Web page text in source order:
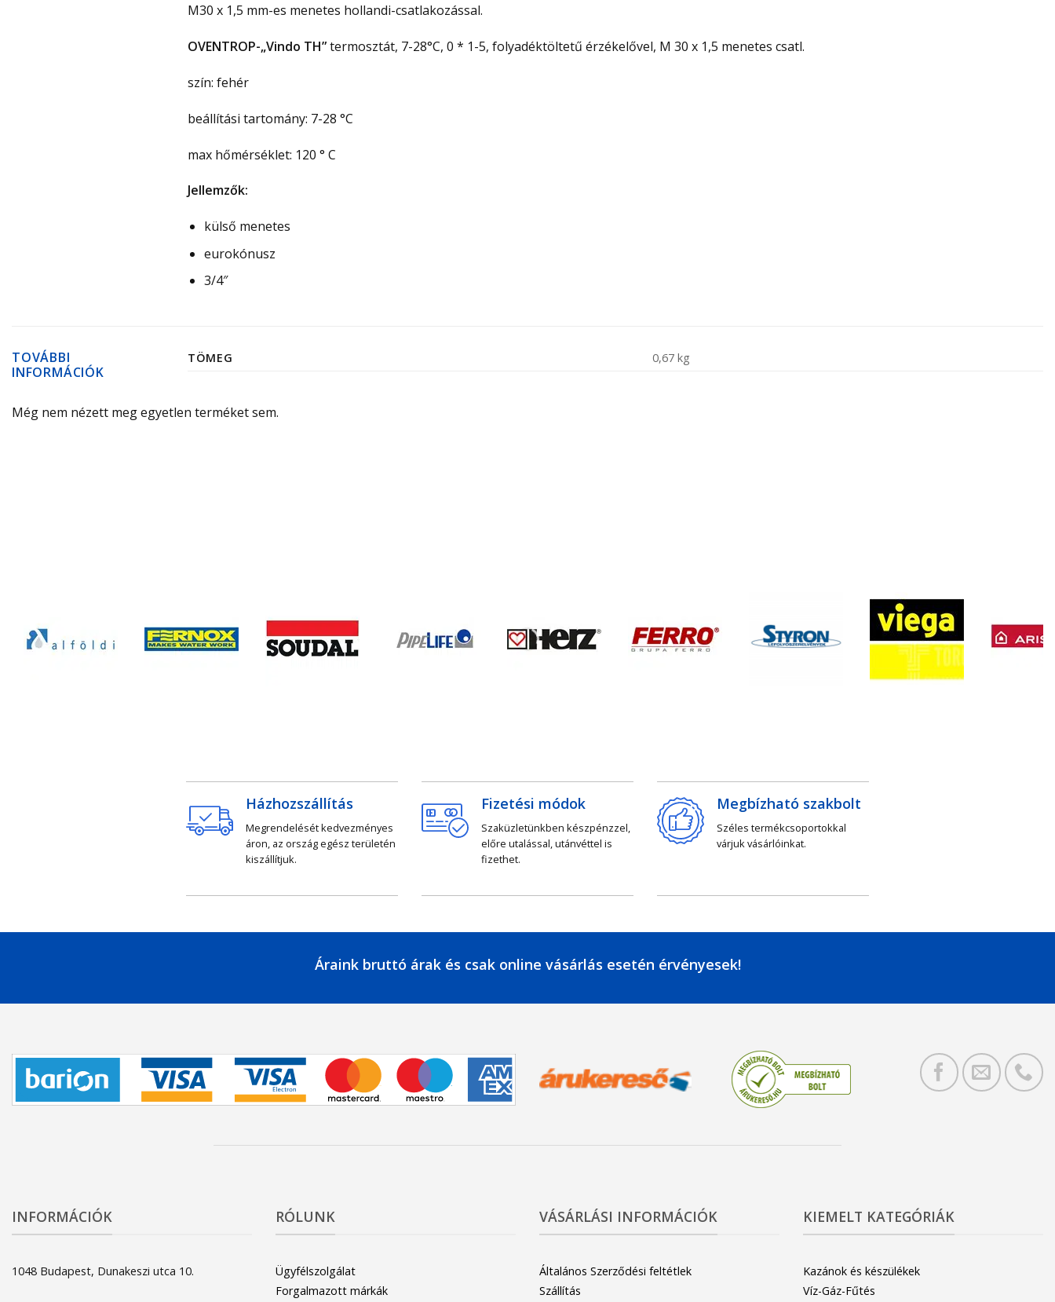
M30 x 1,5 mm-es menetes hollandi-csatlakozással.
OVENTROP-„Vindo TH”termosztát, 7-28°C, 0 * 1-5, folyadéktöltetű érzékelővel, M 30 x 1,5 menetes csatl.
szín: fehér
beállítási tartomány: 7-28 °C
max hőmérséklet: 120 ° C
Jellemzők:
külső menetes
eurokónusz
3/4″
TOVÁBBI
INFORMÁCIÓK
TÖMEG 0,67 kg
Még nem nézett meg egyetlen terméket sem.
Házhozszállítás
Megrendelését kedvezményes
áron, az ország egész területén
kiszállítjuk.
Fizetési módok
Szaküzletünkben készpénzzel,
előre utalással, utánvéttel is
fizethet.
Megbízható szakbolt
Széles termékcsoportokkal
várjuk vásárlóinkat.
Áraink bruttó árak és csak online vásárlás esetén érvényesek!
INFORMÁCIÓK
1048 Budapest, Dunakeszi utca 10.
RÓLUNK
Ügyfélszolgálat
Forgalmazott márkák
VÁSÁRLÁSI INFORMÁCIÓK
Általános Szerződési feltétlek
Szállítás
KIEMELT KATEGÓRIÁK
Kazánok és készülékek
Víz-Gáz-Fűtés